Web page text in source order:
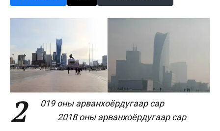
2
019 оны арванхоёрдугаар сар
2018 оны арванхоёрдугаар сар